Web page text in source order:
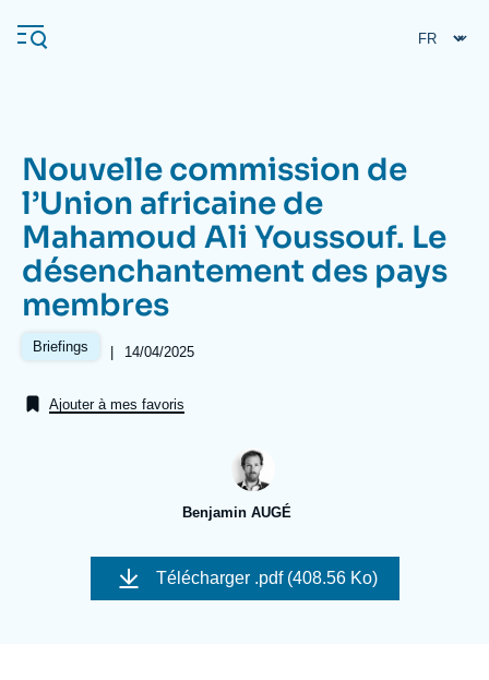
au
contenu
Navigation
principale
L'Ifri
Analyses
Se connecter
Nous soutenir
À propos de l'Ifri
Nouvelle commission de
l’Union africaine de
Mahamoud Ali Youssouf. Le
désenchantement des pays
membres
Briefings |
Date
publication
14/04/2025
Ajouter à mes favoris
Benjamin AUGÉ
Image
couverture
Télécharger .pdf (408.56 Ko)